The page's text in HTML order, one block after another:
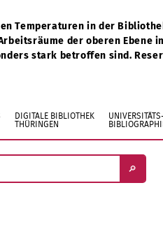
Temperaturen in der
der oberen Ebene
stark betroffen sind.